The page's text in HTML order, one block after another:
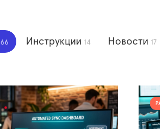
66 Инструкции 14 Новости 17